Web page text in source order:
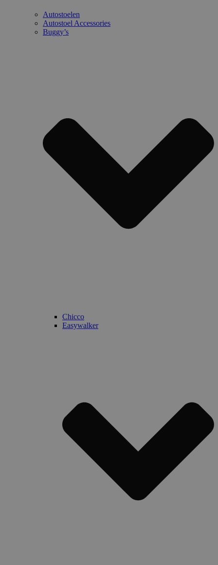
Autostoelen
Autostoel Accessories
Buggy’s
Chicco
Easywalker